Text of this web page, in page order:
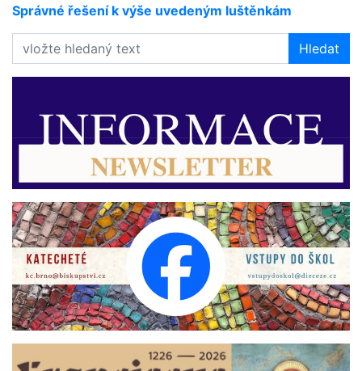
Správné řešení k výše uvedeným luštěnkám
Hledat